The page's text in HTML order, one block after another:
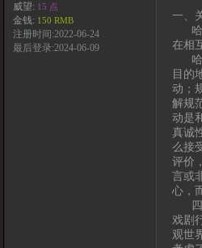
威望: 15 点
金钱: 150 RMB
注册时间:2022-06-24
最后登录:2024-06-09
一、
哈
在相
哈
目的
动；
解规
动是
真诚
么接
评价
言或
心，
四
戏剧
观世